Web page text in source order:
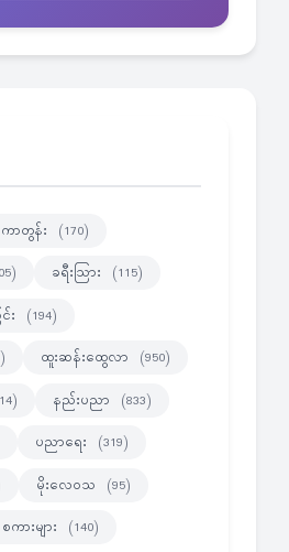
ကာတွန်း (170)
ခရီးသြား (115)
း (194)
ထူးဆန်းထွေလာ (950)
နည်းပညာ (833)
ပညာရေး (319)
မိုးလေဝသ (95)
ားများ (140)